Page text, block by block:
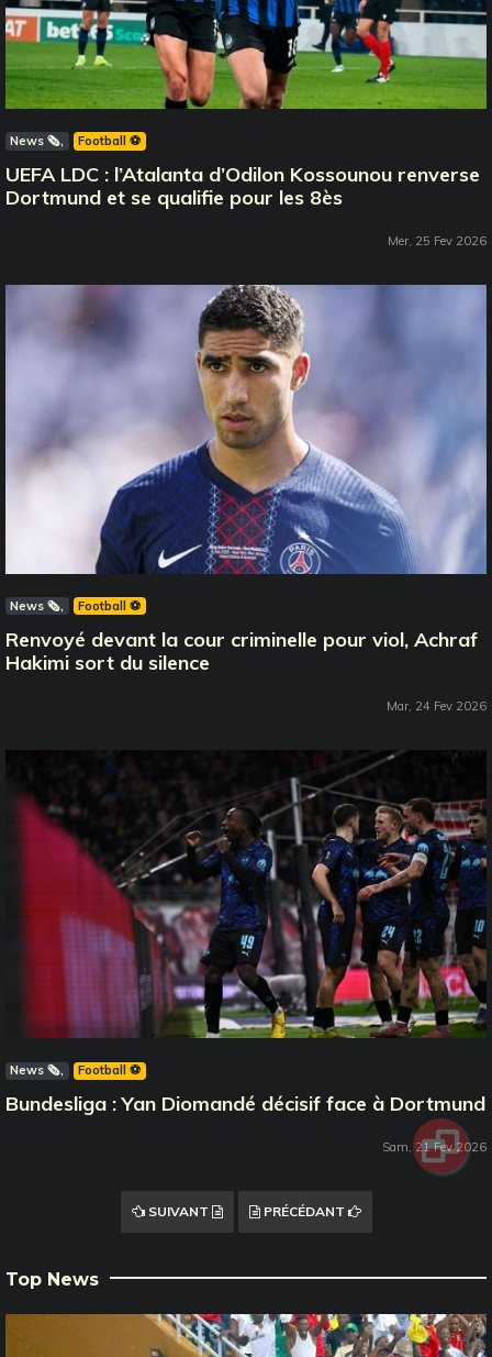
News 🗞️ Football ⚽️
UEFA LDC : l’Atalanta d’Odilon Kossounou renverse
Dortmund et se qualifie pour les 8ès
Mer, 25 Fev 2026
News 🗞️ Football ⚽️
Renvoyé devant la cour criminelle pour viol, Achraf
Hakimi sort du silence
Mar, 24 Fev 2026
News 🗞️ Football ⚽️
Bundesliga : Yan Diomandé décisif face à Dortmund
Sam, 21 Fev 2026
SUIVANT PRÉCÉDANT
Top News